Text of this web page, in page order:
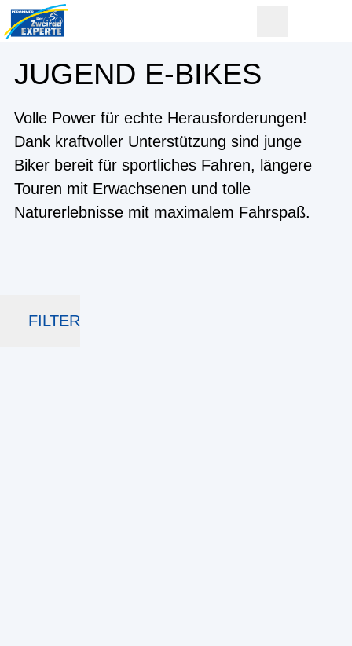
JUGEND E-BIKES
Volle Power für echte Herausforderungen!
Dank kraftvoller Unterstützung sind junge
Biker bereit für sportliches Fahren, längere
Touren mit Erwachsenen und tolle
Naturerlebnisse mit maximalem Fahrspaß.
FILTER